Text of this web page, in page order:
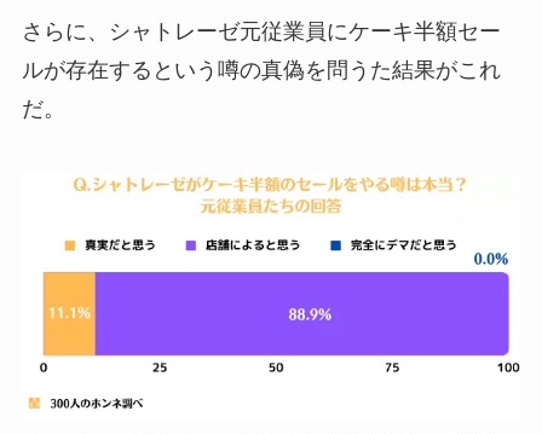
さらに、シャトレーゼ元従業員にケーキ半額セー
ルが存在するという噂の真偽を問うた結果がこれ
だ。